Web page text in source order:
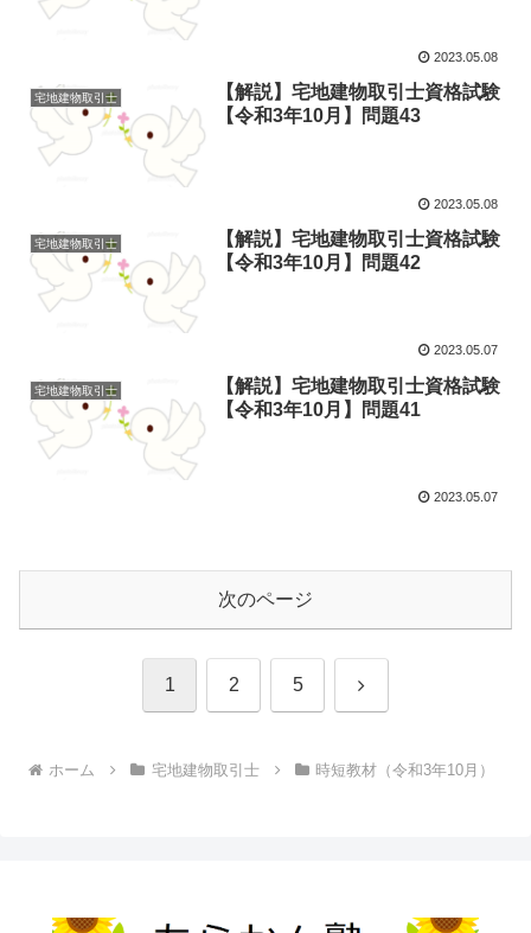
2023.05.08
宅地建物取引士
【解説】宅地建物取引士資格試験
【令和3年10月】問題43
2023.05.08
宅地建物取引士
【解説】宅地建物取引士資格試験
【令和3年10月】問題42
2023.05.07
宅地建物取引士
【解説】宅地建物取引士資格試験
【令和3年10月】問題41
2023.05.07
次のページ
1 2 5 次
ホーム 宅地建物取引士 時短教材（令和3年10月）